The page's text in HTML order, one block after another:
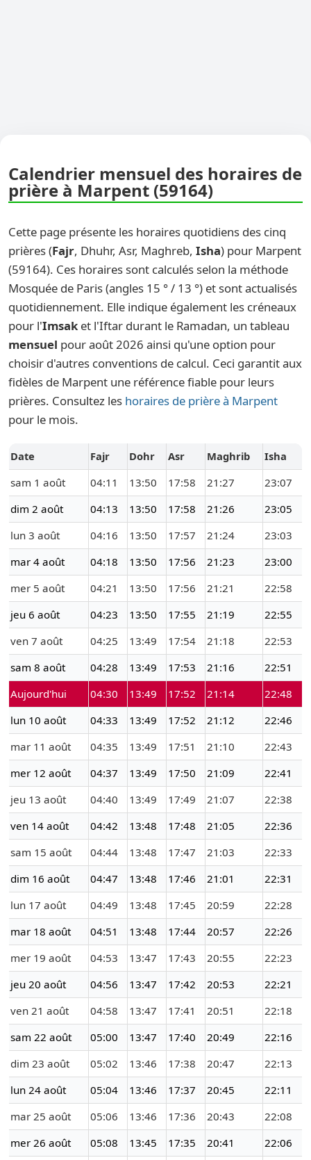
Calendrier mensuel des horaires de
prière à Marpent (59164)
Cette page présente les horaires quotidiens des cinq
prières (Fajr, Dhuhr, Asr, Maghreb, Isha) pour Marpent
(59164). Ces horaires sont calculés selon la méthode
Mosquée de Paris (angles 15 ° / 13 °) et sont actualisés
quotidiennement. Elle indique également les créneaux
pour l'Imsak et l'Iftar durant le Ramadan, un tableau
mensuel pour août 2026 ainsi qu'une option pour
choisir d'autres conventions de calcul. Ceci garantit aux
fidèles de Marpent une référence fiable pour leurs
prières. Consultez les horaires de prière à Marpent
pour le mois.
Date Fajr Dohr Asr Maghrib
Isha
sam 1 août
04:11 13:50 17:58 21:27
23:07
dim 2 août
04:13 13:50 17:58 21:26
23:05
lun 3 août
04:16 13:50 17:57 21:24
23:03
mar 4 août
04:18 13:50 17:56 21:23
23:00
mer 5 août
04:21 13:50 17:56 21:21
22:58
jeu 6 août
04:23 13:50 17:55 21:19
22:55
ven 7 août
04:25 13:49 17:54 21:18
22:53
sam 8 août
04:28 13:49 17:53 21:16
22:51
Aujourd'hui
04:30 13:49 17:52 21:14
22:48
lun 10 août
04:33 13:49 17:52 21:12
22:46
mar 11 août
04:35 13:49 17:51 21:10
22:43
mer 12 août
04:37 13:49 17:50 21:09
22:41
jeu 13 août
04:40 13:49 17:49 21:07
22:38
ven 14 août
04:42 13:48 17:48 21:05
22:36
sam 15 août
04:44 13:48 17:47 21:03
22:33
dim 16 août
04:47 13:48 17:46 21:01
22:31
lun 17 août
04:49 13:48 17:45 20:59
22:28
mar 18 août
04:51 13:48 17:44 20:57
22:26
mer 19 août
04:53 13:47 17:43 20:55
22:23
jeu 20 août
04:56 13:47 17:42 20:53
22:21
ven 21 août
04:58 13:47 17:41 20:51
22:18
sam 22 août
05:00 13:47 17:40 20:49
22:16
dim 23 août
05:02 13:46 17:38 20:47
22:13
lun 24 août
05:04 13:46 17:37 20:45
22:11
mar 25 août
05:06 13:46 17:36 20:43
22:08
mer 26 août
05:08 13:45 17:35 20:41 22:06